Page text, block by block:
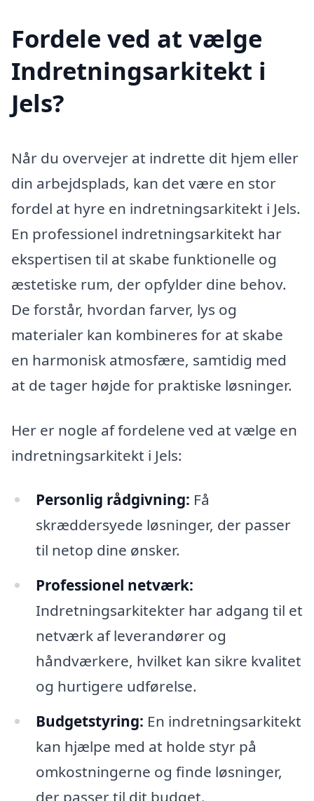
Fordele ved at vælge
Indretningsarkitekt i
Jels?
Når du overvejer at indrette dit hjem eller
din arbejdsplads, kan det være en stor
fordel at hyre en indretningsarkitekt i Jels.
En professionel indretningsarkitekt har
ekspertisen til at skabe funktionelle og
æstetiske rum, der opfylder dine behov.
De forstår, hvordan farver, lys og
materialer kan kombineres for at skabe
en harmonisk atmosfære, samtidig med
at de tager højde for praktiske løsninger.
Her er nogle af fordelene ved at vælge en
indretningsarkitekt i Jels:
Personlig rådgivning: Få
skræddersyede løsninger, der passer
til netop dine ønsker.
Professionel netværk:
Indretningsarkitekter har adgang til et
netværk af leverandører og
håndværkere, hvilket kan sikre kvalitet
og hurtigere udførelse.
Budgetstyring: En indretningsarkitekt
kan hjælpe med at holde styr på
omkostningerne og finde løsninger,
der passer til dit budget.